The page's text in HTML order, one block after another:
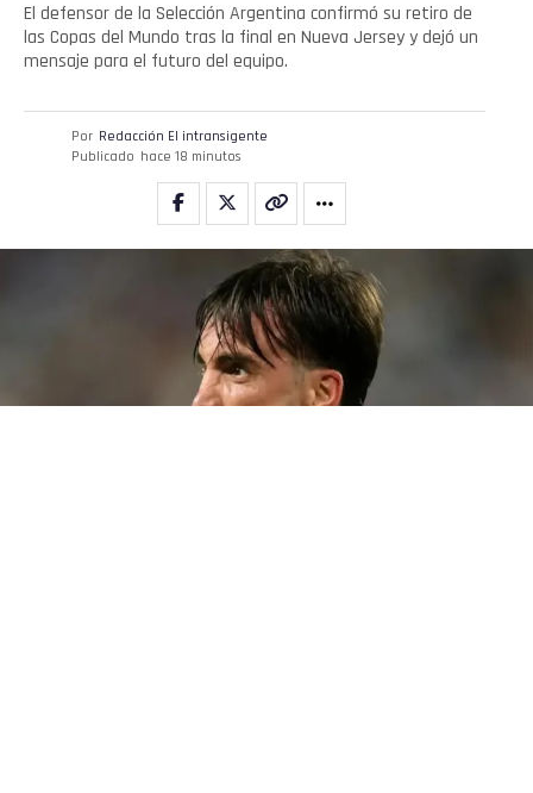
El defensor de la Selección Argentina confirmó su retiro de
las Copas del Mundo tras la final en Nueva Jersey y dejó un
mensaje para el futuro del equipo.
Por Redacción El intransigente
Publicado hace 18 minutos